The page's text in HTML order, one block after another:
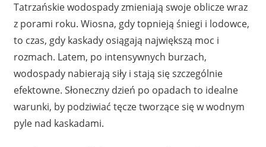
Tatrzańskie wodospady zmieniają swoje oblicze wraz
z porami roku. Wiosna, gdy topnieją śniegi i lodowce,
to czas, gdy kaskady osiągają największą moc i
rozmach. Latem, po intensywnych burzach,
wodospady nabierają siły i stają się szczególnie
efektowne. Słoneczny dzień po opadach to idealne
warunki, by podziwiać tęcze tworzące się w wodnym
pyle nad kaskadami.